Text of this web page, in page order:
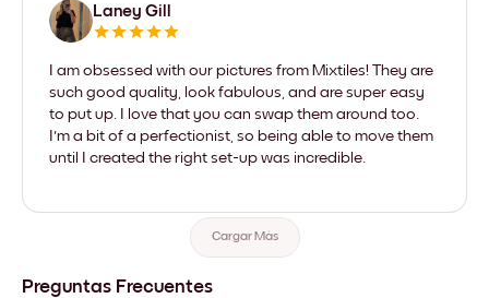
Laney Gill
I am obsessed with our pictures from Mixtiles! They are
such good quality, look fabulous, and are super easy
to put up. I love that you can swap them around too.
I'm a bit of a perfectionist, so being able to move them
until I created the right set-up was incredible.
Cargar Más
Preguntas Frecuentes